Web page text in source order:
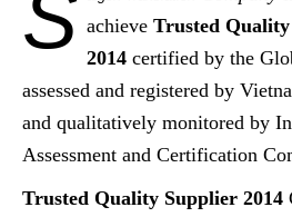
achieve Trusted
2014 certified by the
assessed and registered by
and qualitatively monitored by
Assessment and Certification
Trusted Quality Supplier 2014